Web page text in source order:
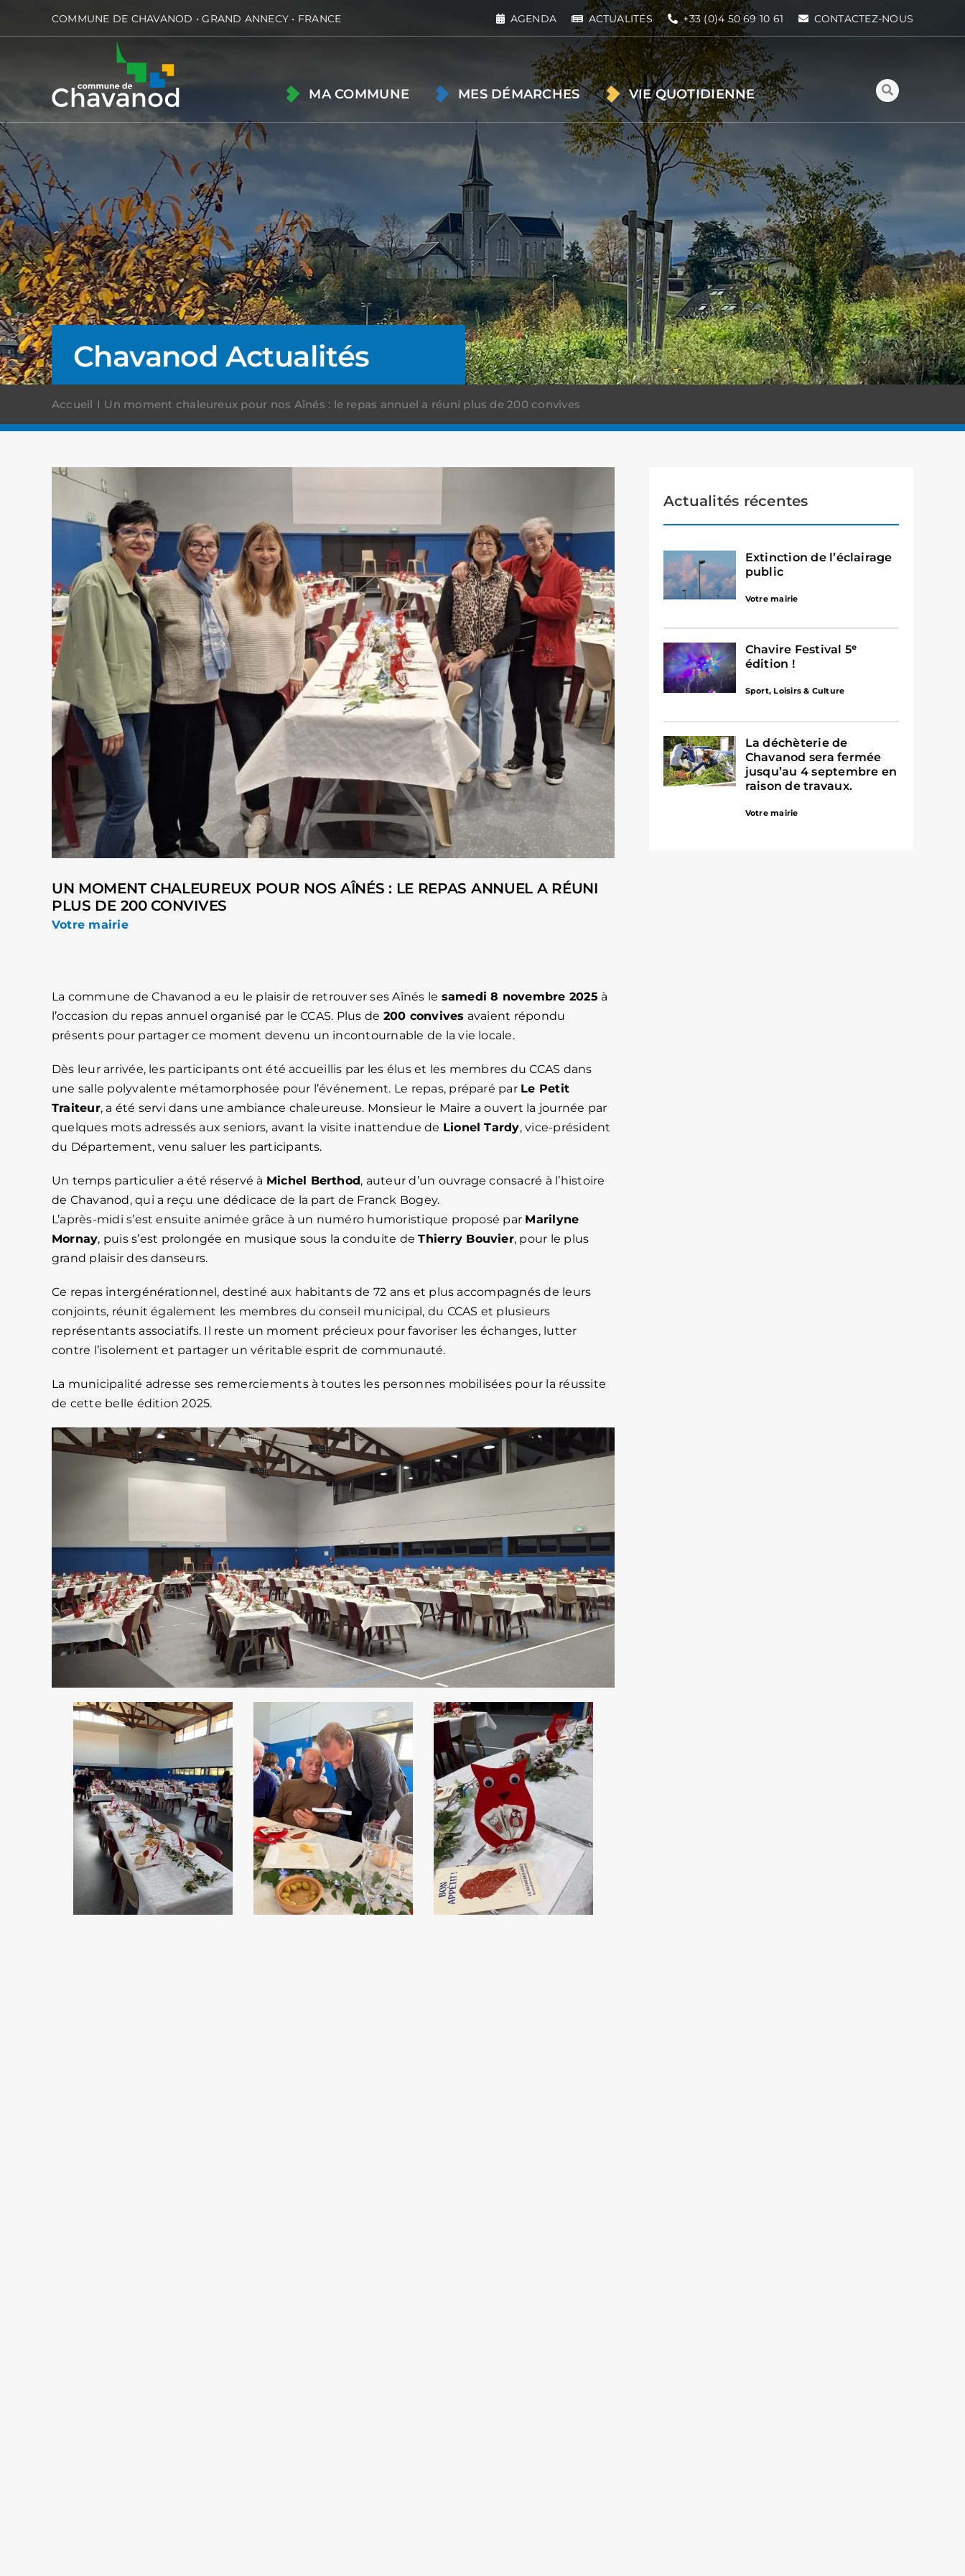
COMMUNE DE CHAVANOD • GRAND ANNECY • FRANCE AGENDA ACTUALITÉS +33 (0)4 50 69 10 61 CONTACTEZ-NOUS
MA COMMUNE MES DÉMARCHES VIE QUOTIDIENNE
Chavanod Actualités
Accueil Un moment chaleureux pour nos Aînés : le repas annuel a réuni plus de 200 convives
UN MOMENT CHALEUREUX POUR NOS AÎNÉS : LE REPAS ANNUEL A RÉUNI
PLUS DE 200 CONVIVES
Votre mairie
La commune de Chavanod a eu le plaisir de retrouver ses Aînés le samedi 8 novembre 2025 à
l’occasion du repas annuel organisé par le CCAS. Plus de 200 convives avaient répondu
présents pour partager ce moment devenu un incontournable de la vie locale.
Dès leur arrivée, les participants ont été accueillis par les élus et les membres du CCAS dans
une salle polyvalente métamorphosée pour l’événement. Le repas, préparé par Le Petit
Traiteur, a été servi dans une ambiance chaleureuse. Monsieur le Maire a ouvert la journée par
quelques mots adressés aux seniors, avant la visite inattendue de Lionel Tardy, vice-président
du Département, venu saluer les participants.
Un temps particulier a été réservé à Michel Berthod, auteur d’un ouvrage consacré à l’histoire
de Chavanod, qui a reçu une dédicace de la part de Franck Bogey.
L’après-midi s’est ensuite animée grâce à un numéro humoristique proposé par Marilyne
Mornay, puis s’est prolongée en musique sous la conduite deThierry Bouvier, pour le plus
grand plaisir des danseurs.
Ce repas intergénérationnel, destiné aux habitants de 72 ans et plus accompagnés de leurs
conjoints, réunit également les membres du conseil municipal, du CCAS et plusieurs
représentants associatifs. Il reste un moment précieux pour favoriser les échanges, lutter
contre l’isolement et partager un véritable esprit de communauté.
La municipalité adresse ses remerciements à toutes les personnes mobilisées pour la réussite
de cette belle édition 2025.
Actualités récentes
Extinction de l’éclairage
public
Votre mairie
Chavire Festival 5ᵉ
édition !
Sport, Loisirs & Culture
La déchèterie de
Chavanod sera fermée
jusqu’au 4 septembre en
raison de travaux.
Votre mairie